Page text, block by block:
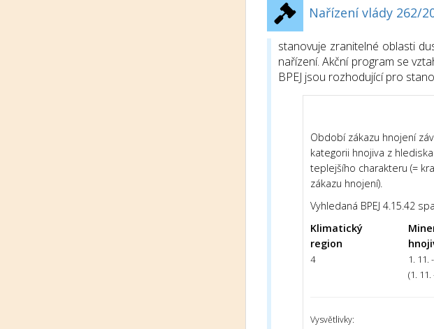
Nařízení vlády 262/
stanovuje zranitelné oblasti
nařízení. Akční program se
BPEJ jsou rozhodující pro
Období zákazu hnojení
kategorii hnojiva z
teplejšího charakteru (=
zákazu hnojení).
Vyhledaná BPEJ 4.15.42
Klimatický
region
4
1. 11.
(1. 11.
Vysvětlivky: